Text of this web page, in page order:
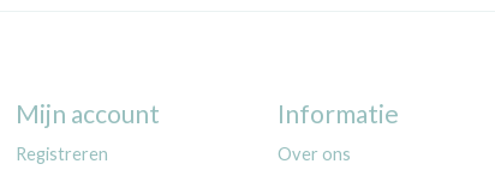
Mijn account
Registreren
Informatie
Over ons